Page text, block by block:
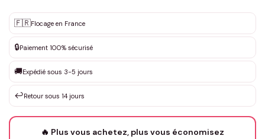
✨ Personnalisation sur mesure
DEVIS GRATUIT · Personnalisation de 3 à 10€ selon la demande
Que souhaitez-vous ?*
Votre texte / idée*
🇫🇷Flocage en France
🔒Paiement 100% sécurisé
🚚Expédié sous 3-5 jours
↩️Retour sous 14 jours
🔥 Plus vous achetez, plus vous économisez